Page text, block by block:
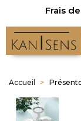
Frais
Accueil